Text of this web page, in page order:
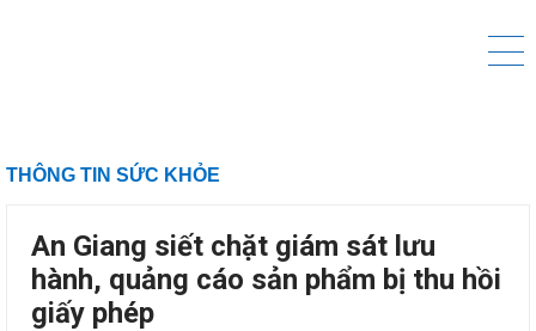
THÔNG TIN SỨC KHỎE
An Giang siết chặt giám sát lưu
hành, quảng cáo sản phẩm bị thu hồi
giấy phép